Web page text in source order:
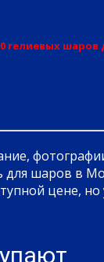
гелиевых
шаров в
цене, но